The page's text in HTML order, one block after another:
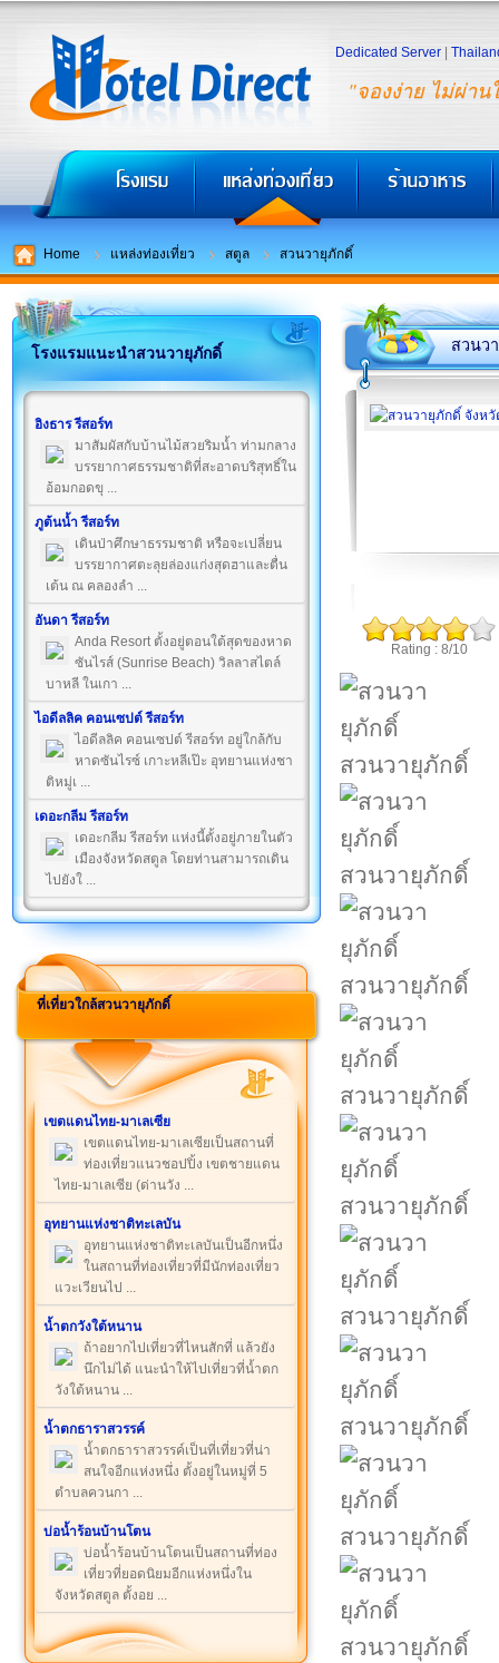
"จองง่าย ไม่ผ่าน
Dedicated Server
Home แหล่งท่องเที่ยว สตูล สวนวายุภักดิ์
โรงแรมแนะนำสวนวายุภักดิ์
อิงธาร รีสอร์ท
มาสัมผัสกับบ้านไม้สวยริมน้ำ ท่ามกลาง
บรรยากาศธรรมชาติที่สะอาดบริสุทธิ์ใน
อ้อมกอดขุ ...
ภูต้นน้ำ รีสอร์ท
เดินป่าศึกษาธรรมชาติ หรือจะเปลี่ยน
บรรยากาศตะลุยล่องแก่งสุดฮาและตื่น
เต้น ณ คลองลำ ...
อันดา รีสอร์ท
Anda Resort ตั้งอยู่ตอนใต้สุดของหาด
ซันไรส์ (Sunrise Beach) วิลลาสไตล์
บาหลี ในเกา ...
ไอดีลลิค คอนเซปต์ รีสอร์ท
ไอดีลลิค คอนเซปต์ รีสอร์ท อยู่ใกล้กับ
หาดซันไรซ์ เกาะหลีเป๊ะ อุทยานแห่งชา
ติหมู่เ ...
เดอะกลีม รีสอร์ท
เดอะกลีม รีสอร์ท แห่งนี้ตั้งอยู่ภายในตัว
เมืองจังหวัดสตูล โดยท่านสามารถเดิน
ไปยังใ ...
ที่เที่ยวใกล้สวนวายุภักดิ์
เขตแดนไทย-มาเลเซีย
เขตแดนไทย-มาเลเซียเป็นสถานที่
ท่องเที่ยวแนวชอปปิ้ง เขตชายแดน
ไทย-มาเลเซีย (ด่านวัง ...
อุทยานแห่งชาติทะเลบัน
อุทยานแห่งชาติทะเลบันเป็นอีกหนึ่ง
ในสถานที่ท่องเที่ยวที่มีนักท่องเที่ยว
แวะเวียนไป ...
น้ำตกวังใต้หนาน
ถ้าอยากไปเที่ยวที่ไหนสักที่ แล้วยัง
นึกไม่ได้ แนะนำให้ไปเที่ยวที่น้ำตก
วังใต้หนาน ...
น้ำตกธาราสวรรค์
น้ำตกธาราสวรรค์เป็นที่เที่ยวที่น่า
สนใจอีกแห่งหนึ่ง ตั้งอยู่ในหมู่ที่ 5
ตำบลควนกา ...
บ่อน้ำร้อนบ้านโตน
บ่อน้ำร้อนบ้านโตนเป็นสถานที่ท่อง
เที่ยวที่ยอดนิยมอีกแห่งหนึ่งใน
จังหวัดสตูล ตั้งอย ...
สวนว
Rating : 8/10
สวนวายุภักดิ์
สวนวายุภักดิ์
สวนวายุภักดิ์
สวนวายุภักดิ์
สวนวายุภักดิ์
สวนวายุภักดิ์
สวนวายุภักดิ์
สวนวายุภักดิ์
สวนวายุภักดิ์